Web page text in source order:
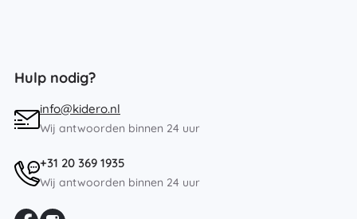
Hulp nodig?
info@kidero.nl
Wij antwoorden binnen 24 uur
+31 20 369 1935
Wij antwoorden binnen 24 uur